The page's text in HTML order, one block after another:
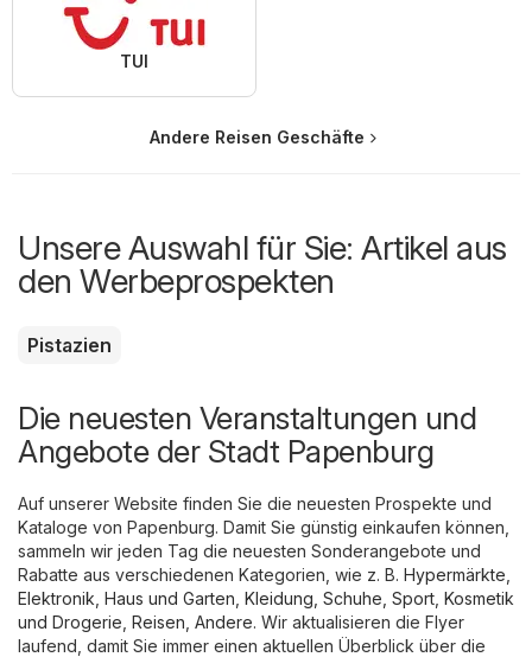
TUI
Andere Reisen Geschäfte
Unsere Auswahl für Sie: Artikel aus
den Werbeprospekten
Pistazien
Die neuesten Veranstaltungen und
Angebote der Stadt Papenburg
Auf unserer Website finden Sie die neuesten Prospekte und
Kataloge von Papenburg. Damit Sie günstig einkaufen können,
sammeln wir jeden Tag die neuesten Sonderangebote und
Rabatte aus verschiedenen Kategorien, wie z. B. Hypermärkte
Elektronik Haus und Garten Kleidung, Schuhe, Sport Kosmetik
und Drogerie Reisen Andere. Wir aktualisieren die Flyer
laufend, damit Sie immer einen aktuellen Überblick über die